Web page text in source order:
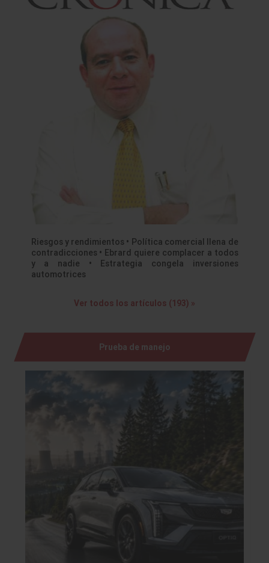
Riesgos y rendimientos • Política comercial llena de
contradicciones • Ebrard quiere complacer a todos
y a nadie • Estrategia congela inversiones
automotrices
Ver todos los artículos (193) »
Prueba de manejo